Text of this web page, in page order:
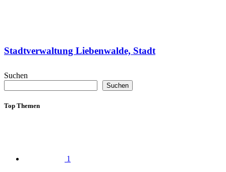
Stadtverwaltung Liebenwalde, Stadt
Suchen
Suchen
Top Themen
1